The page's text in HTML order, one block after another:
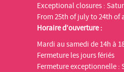
Exceptional closures :
From 25th of july to 24th of
Horaire d’ouverture :
Mardi au samedi de 14h à
Fermeture les jours fériés
Fermeture exceptionnelle :